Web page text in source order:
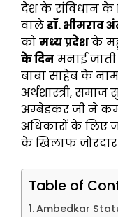
देश के संविधान के
वालेडॉ. भीमराव
कोमध्य प्रदेशके
के दिनमनाई
बाबा साहेब के
अर्थशास्त्री,
अम्बेडकर जी ने
अधिकारों के लिए
के खिलाफ
Table of
Ambedkar